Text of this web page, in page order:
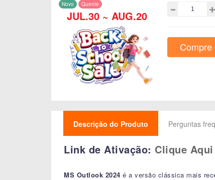
JUL.30 ~ AUG.20
Novo Quente
Compre
Descrição do Produto Perguntas
Link de Ativação: Clique Aqui
MS Outlook 2024 é a versão clássica mais